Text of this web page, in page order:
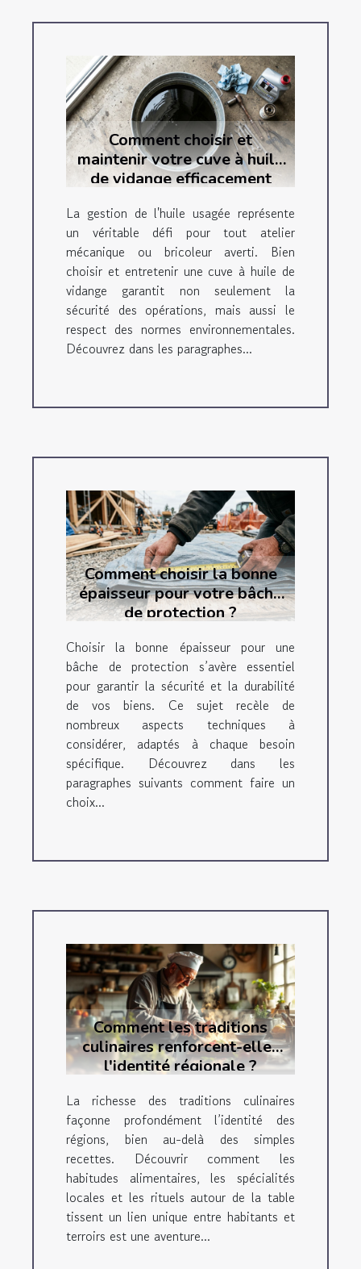
Comment choisir et
maintenir votre cuve à huile
de vidange efficacement
La gestion de l'huile usagée représente
un véritable défi pour tout atelier
mécanique ou bricoleur averti. Bien
choisir et entretenir une cuve à huile de
vidange garantit non seulement la
sécurité des opérations, mais aussi le
respect des normes environnementales.
Découvrez dans les paragraphes...
Comment choisir la bonne
épaisseur pour votre bâche
de protection ?
Choisir la bonne épaisseur pour une
bâche de protection s’avère essentiel
pour garantir la sécurité et la durabilité
de vos biens. Ce sujet recèle de
nombreux aspects techniques à
considérer, adaptés à chaque besoin
spécifique. Découvrez dans les
paragraphes suivants comment faire un
choix...
Comment les traditions
culinaires renforcent-elles
l'identité régionale ?
La richesse des traditions culinaires
façonne profondément l’identité des
régions, bien au-delà des simples
recettes. Découvrir comment les
habitudes alimentaires, les spécialités
locales et les rituels autour de la table
tissent un lien unique entre habitants et
terroirs est une aventure...